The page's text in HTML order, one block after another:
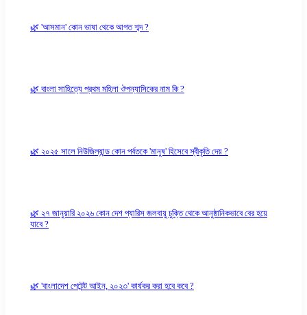
🌿 'আসমান' কোন ভাষা থেকে আগত শব্দ ?
🌿 বাংলা সাহিত্যে প্রথম মহিলা ঔপন্যাসিকের নাম কি ?
🌿 ২০২৫ সালে নিউজিল্যান্ড কোন পর্বতকে 'মানুষ' হিসেবে স্বীকৃতি দেয় ?
🌿 ২৭ জানুয়ারি ২০২৬ কোন দেশ প্যারিস জলবায়ু চুক্তি থেকে আনুষ্ঠানিকভাবে বের হয়ে
যাবে ?
🌿 'বাংলাদেশ পেটেন্ট আইন, ২০২৩' কার্যকর করা হবে কবে ?